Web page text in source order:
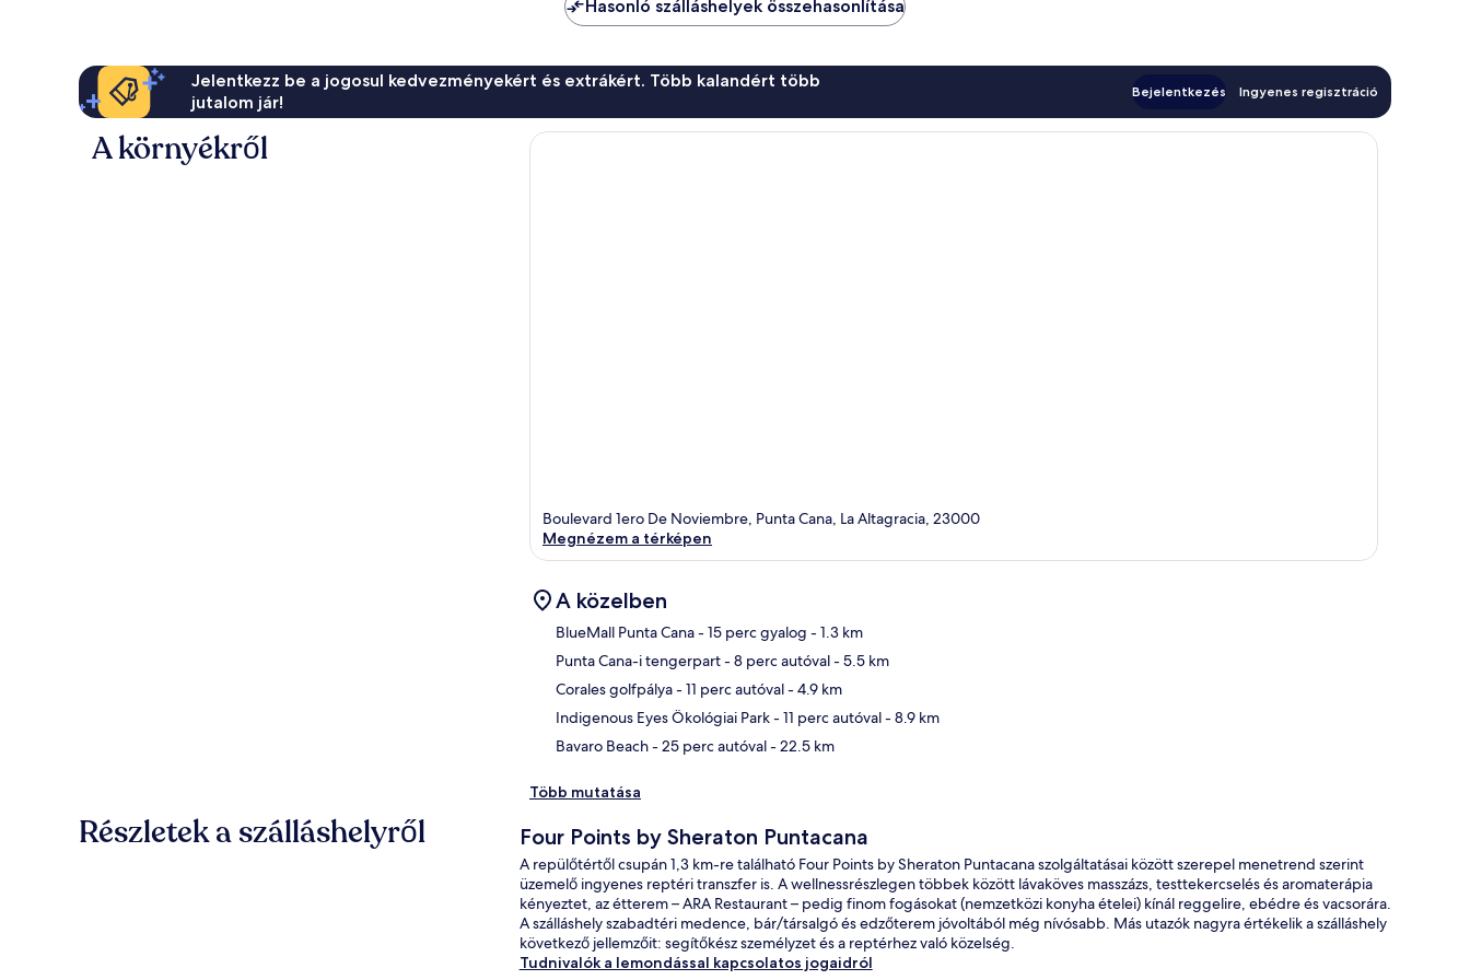
Hasonló szálláshelyek összehasonlítása
Jelentkezz be a jogosul kedvezményekért és extrákért. Több kalandért több
jutalom jár!
Bejelentkezés Ingyenes regisztráció
A környékről
Boulevard 1ero De Noviembre, Punta Cana, La Altagracia, 23000
Megnézem a térképen
A közelben
BlueMall Punta Cana- 15 perc gyalog - 1.3 km
Punta Cana-i tengerpart- 8 perc autóval- 5.5 km
Corales golfpálya- 11 perc autóval- 4.9 km
Indigenous Eyes Ökológiai Park- 11 perc autóval- 8.9 km
Bavaro Beach- 25 perc autóval- 22.5 km
Több mutatása
Részletek a szálláshelyről Four Points by Sheraton Puntacana
A repülőtértől csupán 1,3 km-re található Four Points by Sheraton Puntacana szolgáltatásai között szerepel menetrend szerint
üzemelő ingyenes reptéri transzfer is. A wellnessrészlegen többek között lávaköves masszázs, testtekercselés és aromaterápia
kényeztet, az étterem – ARA Restaurant – pedig finom fogásokat (nemzetközi konyha ételei) kínál reggelire, ebédre és vacsorára.
A szálláshely szabadtéri medence, bár/társalgó és edzőterem jóvoltából még nívósabb. Más utazók nagyra értékelik a szálláshely
következő jellemzőit: segítőkész személyzet és a reptérhez való közelség.
Tudnivalók a lemondással kapcsolatos jogaidról